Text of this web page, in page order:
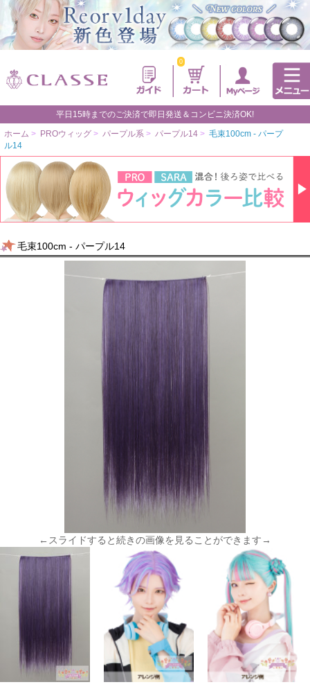
0
平日15時までのご決済で即日発送＆コンビニ決済OK!
ホーム > PROウィッグ > パープル系 > パープル14 > 毛束100cm - パープ
ル14
毛束100cm - パープル14
←スライドすると続きの画像を見ることができます→